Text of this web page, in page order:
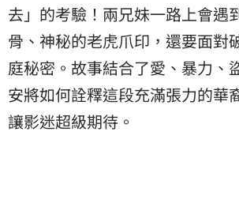
去」的考驗！兩兄妹一路上會遇
骨、神秘的老虎爪印，還要面對
庭秘密。故事結合了愛、暴力、
安將如何詮釋這段充滿張力的華
讓影迷超級期待。